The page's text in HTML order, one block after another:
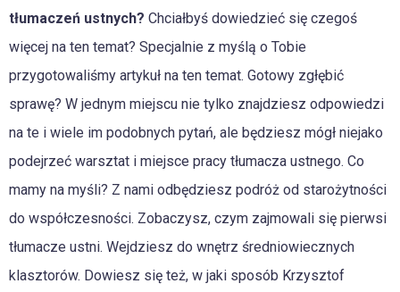
tłumaczeń ustnych? Chciałbyś dowiedzieć się czegoś
więcej na ten temat? Specjalnie z myślą o Tobie
przygotowaliśmy artykuł na ten temat. Gotowy zgłębić
sprawę? W jednym miejscu nie tylko znajdziesz odpowiedzi
na te i wiele im podobnych pytań, ale będziesz mógł niejako
podejrzeć warsztat i miejsce pracy tłumacza ustnego. Co
mamy na myśli? Z nami odbędziesz podróż od starożytności
do współczesności. Zobaczysz, czym zajmowali się pierwsi
tłumacze ustni. Wejdziesz do wnętrz średniowiecznych
klasztorów. Dowiesz się też, w jaki sposób Krzysztof